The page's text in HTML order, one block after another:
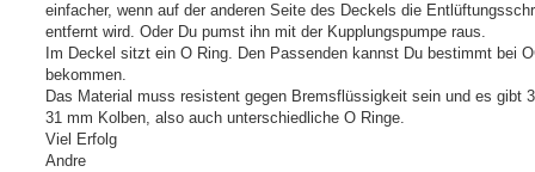
r
a
einfacher, wenn auf der anderen Seite des Deckels die
entfernt wird. Oder Du pumst ihn mit der Kupplungspumpe raus.
Im Deckel sitzt ein O Ring. Den Passenden kannst Du bestimmt bei
bekommen.
Das Material muss resistent gegen Bremsflüssigkeit sein und es gibt
31 mm Kolben, also auch unterschiedliche O Ringe.
Viel Erfolg
Andre